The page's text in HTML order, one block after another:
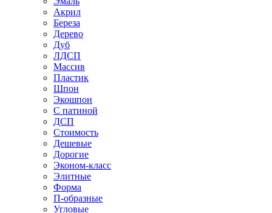
Акрил
Береза
Дерево
Дуб
ЛДСП
Массив
Пластик
Шпон
Экошпон
С патиной
ДСП
Стоимость
Дешевые
Дорогие
Эконом-класс
Элитные
Форма
П-образные
Угловые